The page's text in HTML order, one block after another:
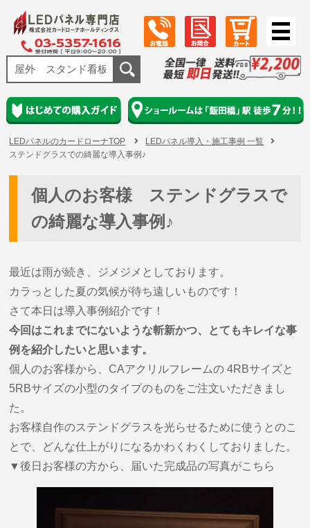
LEDパネルのカードローナTOP
LEDパネル導入・施工事例 一覧
ステンドグラスでの綺麗な導入事例♪
個人のお客様 ステンドグラスで
の綺麗な導入事例♪
最近は雨が続き、ジメジメとしております。
カラっとした夏の気候が待ち遠しいものです！
さて本日は導入事例紹介です！
今回はこれまでにないような斬新かつ、とてもキレイな事
例を紹介したいと思います。
個人のお客様から、CAアクリルフレームの 4RBサイズと
5RBサイズの小型のタイプのものをご注文いただきまし
た。
お客様自作のステンドグラスを光らせるために使うとのこ
とで、どんな仕上がりになるかわくわくしておりました。
▼後日お客様の方から、届いた完成品の写真がこちら